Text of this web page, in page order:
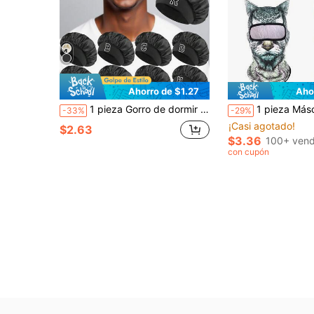
Ahorro de $1.27
-33% 1 pieza Gorro de dormir de satén unisex, personalizable con letras A-Z, suave y cómodo, banda elástica ancha, cuidado del cabello, adecuado para maquillaje diario, lavado de cara y baño, apto para uso doméstico de hombres y mujeres
$2.63
-29% 1 pieza Máscara facial unisex con estampado de animal 3D, Sombrero divertido para deportes acuáticos al
¡Casi agotado!
$3.36 100+
con cupón